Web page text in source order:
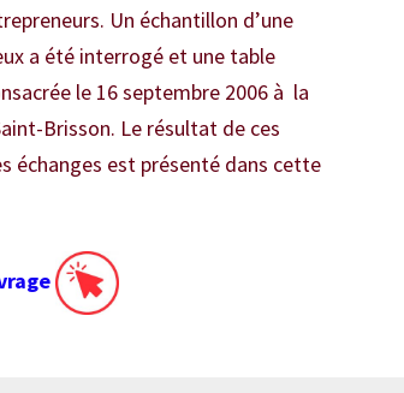
Un échantillon d’une
a été interrogé et une table
le 16 septembre 2006 à la
Brisson. Le résultat de ces
échanges est présenté dans cette